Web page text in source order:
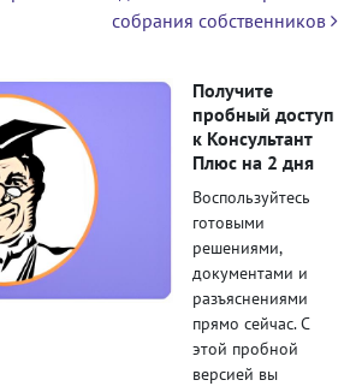
собрания собственников
Получите
пробный доступ
к Консультант
Плюс на 2 дня
Воспользуйтесь
готовыми
решениями,
документами и
разъяснениями
прямо сейчас. С
этой пробной
версией вы